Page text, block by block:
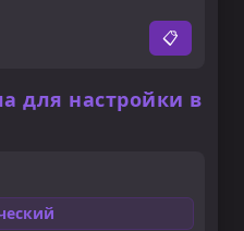
📋
для настройки в